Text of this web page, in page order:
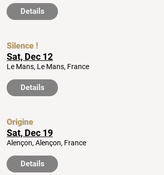
Details
Silence !
Sat, Dec 12
Le Mans, Le Mans, France
Details
Origine
Sat, Dec 19
Alençon, Alençon, France
Details